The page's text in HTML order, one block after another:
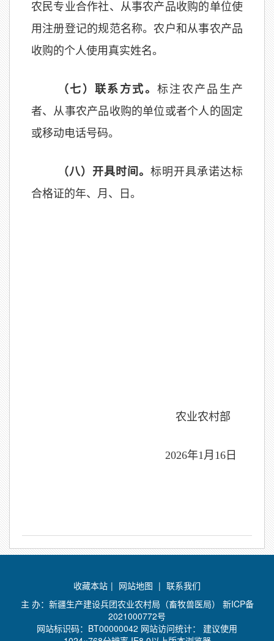
农民专业合作社、从事农产品收购的单位使
用注册登记的规范名称。农户和从事农产品
收购的个人使用真实姓名。
（ 七 ）联系方式。 标注农产品生产
者、从事农产品收购的单位或者个人的固定
或移动电话号码。
（八）开具时间。 标明开具承诺达标
合格证的年、月、日。
农业农村部
2026年1月 16 日
收藏本站 | 网站地图 | 联系我们
主 办：新疆生产建设兵团农业农村局（畜牧兽医局） 新ICP备
2021000772号
网站标识码：BT00000042 网站访问统计： 建议使用